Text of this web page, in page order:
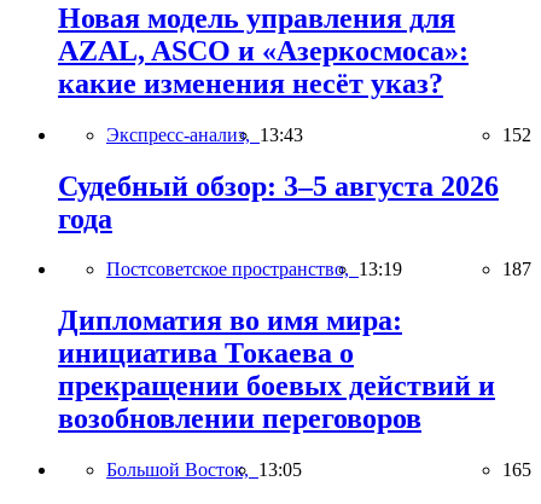
Новая модель управления для
AZAL, ASCO и «Азеркосмоса»:
какие изменения несёт указ?
Экспресс-анализ, 13:43 152
Судебный обзор: 3–5 августа 2026
года
Постсоветское пространство, 13:19 187
Дипломатия во имя мира:
инициатива Токаева о
прекращении боевых действий и
возобновлении переговоров
Большой Восток, 13:05 165